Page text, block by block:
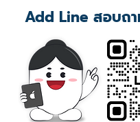
Add Line สอบถ